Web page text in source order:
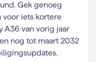
Gek genoeg
voor iets kortere
A36 van vorig jaar
nog tot maart 2032